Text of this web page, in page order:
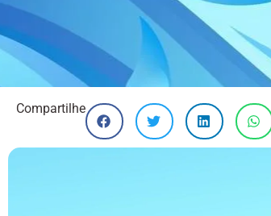
Compartilhe